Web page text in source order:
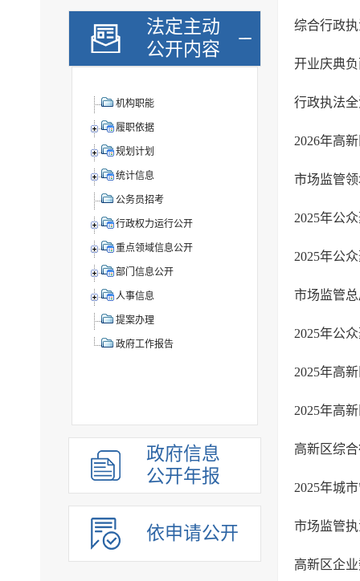
法定主动
公开内容
机构职能
履职依据
规划计划
统计信息
公务员招考
行政权力运行公开
重点领域信息公开
部门信息公开
人事信息
提案办理
政府工作报告
政府信息
公开年报
依申请公开
综合行政
开业庆典
行政执法
2026年高
市场监管
市场监管
2025年公
2025年高
2025年高
高新区综
2025年城
市场监管
高新区企